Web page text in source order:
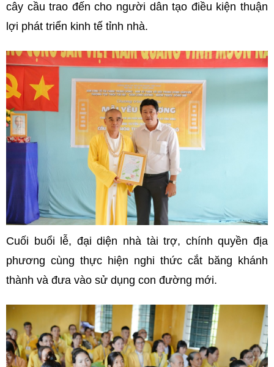
cây cầu trao đến cho người dân tạo điều kiện thuận
lợi phát triển kinh tế tỉnh nhà.
Cuối buổi lễ, đại diện nhà tài trợ, chính quyền địa
phương cùng thực hiện nghi thức cắt băng khánh
thành và đưa vào sử dụng con đường mới.